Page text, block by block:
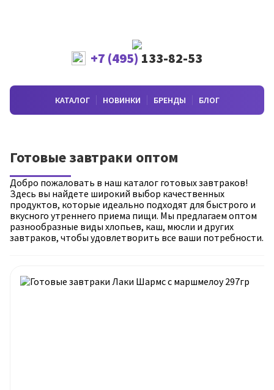
+7 (495) 133-82-53
КАТАЛОГ НОВИНКИ БРЕНДЫ БЛОГ
Готовые завтраки оптом
Добро пожаловать в наш каталог готовых завтраков!
Здесь вы найдете широкий выбор качественных
продуктов, которые идеально подходят для быстрого и
вкусного утреннего приема пищи. Мы предлагаем оптом
разнообразные виды хлопьев, каш, мюсли и других
завтраков, чтобы удовлетворить все ваши потребности.